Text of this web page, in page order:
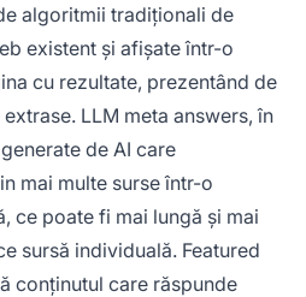
algoritmii tradiționali de
existent și afișate într-o
cu rezultate, prezentând de
LLM meta answers, în
de AI care
mai multe surse într-o
ce poate fi mai lungă și mai
sursă individuală. Featured
conținutul care răspunde